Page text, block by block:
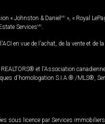
« Johnston & Daniel MD », « Royal
ServicesMD
en vue de l'achat, de la vente et de
et l'Association
d'homologation S.I.A.® /MLS®,
sous licence par Services